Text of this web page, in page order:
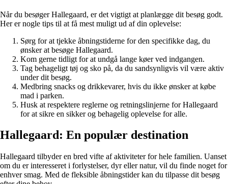
Når du besøger Hallegaard, er det vigtigt at planlægge dit besøg godt.
Her er nogle tips til at få mest muligt ud af din oplevelse:
Sørg for at tjekke åbningstiderne for den specifikke dag, du
ønsker at besøge Hallegaard.
Kom gerne tidligt for at undgå lange køer ved indgangen.
Tag behageligt tøj og sko på, da du sandsynligvis vil være aktiv
under dit besøg.
Medbring snacks og drikkevarer, hvis du ikke ønsker at købe
mad i parken.
Husk at respektere reglerne og retningslinjerne for Hallegaard
for at sikre en sikker og behagelig oplevelse for alle.
Hallegaard: En populær destination
Hallegaard tilbyder en bred vifte af aktiviteter for hele familien. Uanset
om du er interesseret i forlystelser, dyr eller natur, vil du finde noget for
enhver smag. Med de fleksible åbningstider kan du tilpasse dit besøg